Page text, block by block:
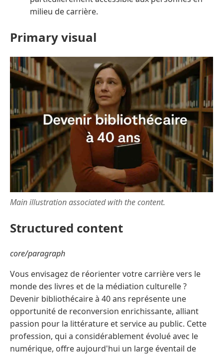
milieu de carrière.
Primary visual
Main illustration associated with the content.
Structured content
core/paragraph
Vous envisagez de réorienter votre carrière vers le
monde des livres et de la médiation culturelle ?
Devenir bibliothécaire à 40 ans représente une
opportunité de reconversion enrichissante, alliant
passion pour la littérature et service au public. Cette
profession, qui a considérablement évolué avec le
numérique, offre aujourd'hui un large éventail de